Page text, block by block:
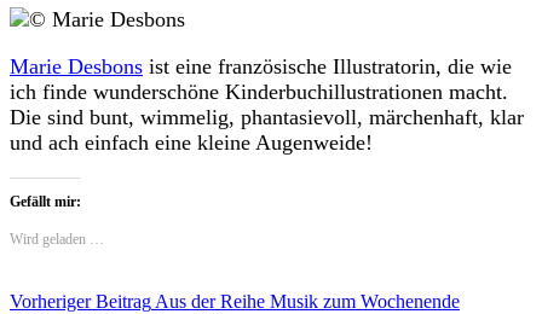
Marie Desbons ist eine französische Illustratorin, die wie
ich finde wunderschöne Kinderbuchillustrationen macht.
Die sind bunt, wimmelig, phantasievoll, märchenhaft, klar
und ach einfach eine kleine Augenweide!
Gefällt mir:
Wird geladen …
Beitragsnavigation
Vorheriger Beitrag Aus der Reihe Musik zum Wochenende